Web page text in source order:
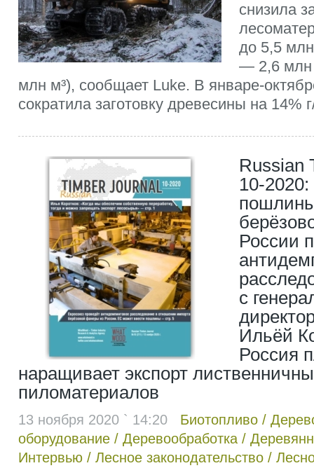
снизила
до 5,5
— 2,6 млн
млн м³), сообщает Luke. В январе-
сократила заготовку древесины на 14%
Russian
10-
России
с
Ильёй
Россия
наращивает экспорт
пиломатериалов
13 ноября 2020 ` 14:20 Биотопливо /
оборудование / Деревообработка /
Интервью / Лесное законодательство /